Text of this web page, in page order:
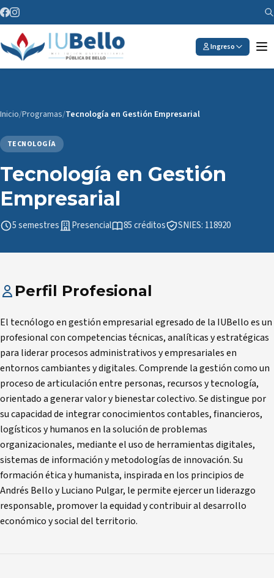
Saltar al contenido
Ingreso
Inicio/Programas/Tecnología en Gestión Empresarial
TECNOLOGÍA
Tecnología en Gestión
Empresarial
5 semestres Presencial 85 créditos SNIES: 118920
Perfil Profesional
El tecnólogo en gestión empresarial egresado de la IUBello es un
profesional con competencias técnicas, analíticas y estratégicas
para liderar procesos administrativos y empresariales en
entornos cambiantes y digitales. Comprende la gestión como un
proceso de articulación entre personas, recursos y tecnología,
orientado a generar valor y bienestar colectivo. Se distingue por
su capacidad de integrar conocimientos contables, financieros,
logísticos y humanos en la solución de problemas
organizacionales, mediante el uso de herramientas digitales,
sistemas de información y metodologías de innovación. Su
formación ética y humanista, inspirada en los principios de
Andrés Bello y Luciano Pulgar, le permite ejercer un liderazgo
responsable, promover la equidad y contribuir al desarrollo
económico y social del territorio.